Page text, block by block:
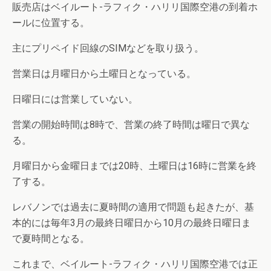
販売店はベイルート-ラフィク・ハリリ国際空港の到着ホ
ールに位置する。
主にプリペイド回線のSIMなどを取り扱う。
営業日は月曜日から土曜日となっている。
日曜日には営業していない。
営業の開始時間は8時で、営業の終了時間は曜日で異な
る。
月曜日から金曜日までは20時、土曜日は16時に営業を終
了する。
レバノンでは過去に夏時間の適用で問題も起きたが、基
本的には毎年3月の最終日曜日から10月の最終日曜日ま
で夏時間となる。
これまで、ベイルート-ラフィク・ハリリ国際空港では正